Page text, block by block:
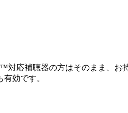
対応補聴器の方はそのまま、
効です。